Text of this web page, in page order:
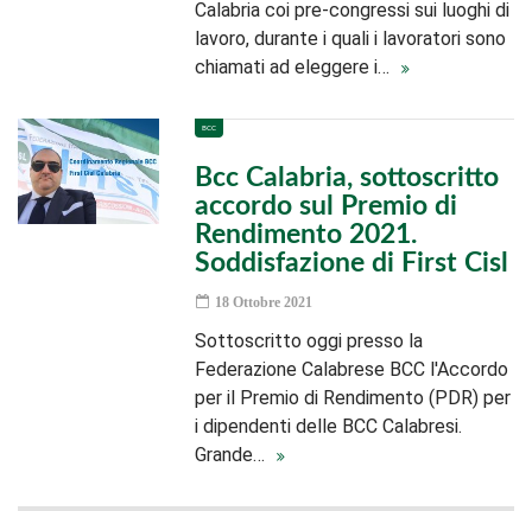
Calabria coi pre-congressi sui luoghi di
lavoro, durante i quali i lavoratori sono
chiamati ad eleggere i…
BCC
Bcc Calabria, sottoscritto
accordo sul Premio di
Rendimento 2021.
Soddisfazione di First Cisl
18 Ottobre 2021
Sottoscritto oggi presso la
Federazione Calabrese BCC l'Accordo
per il Premio di Rendimento (PDR) per
i dipendenti delle BCC Calabresi.
Grande…